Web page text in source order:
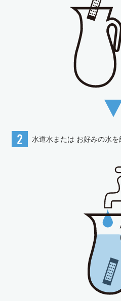
水道水または お好みの水を